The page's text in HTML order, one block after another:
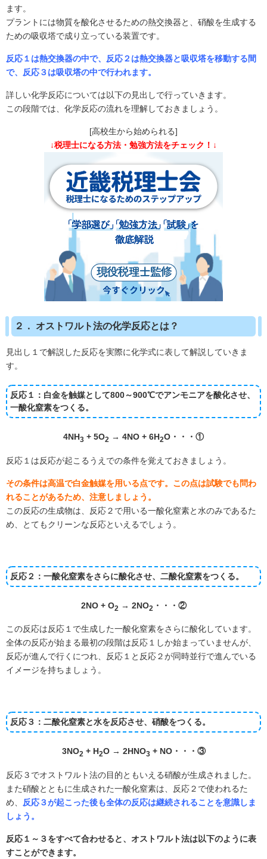
ます。
プラントには物質を酸化させるための熱交換器と、硝酸を生成する
ための吸収塔で成り立っている装置です。
反応１は熱交換器の中で、反応２は熱交換器と吸収塔を移動する間
で、反応３は吸収塔の中で行われます。
詳しい化学反応については以下の見出しで行っていきます。
この段階では、化学反応の流れを理解しておきましょう。
[高校生から始められる]
↓税理士になる方法・勉強方法をチェック！↓
２． オストワルト法の化学反応とは？
見出し１で解説した反応を実際に化学式に表して解説していきま
す。
反応１：白金を触媒として800～900℃でアンモニアを酸化させ、
一酸化窒素をつくる。
4NH3 + 5O2 → 4NO + 6H2O・・・①
反応１は反応が起こるうえでの条件を覚えておきましょう。
その条件は高温で白金触媒を用いる点です。この点は試験でも問わ
れることがあるため、注意しましょう。
この反応の生成物は、反応２で用いる一酸化窒素と水のみであるた
め、とてもクリーンな反応といえるでしょう。
反応２：一酸化窒素をさらに酸化させ、二酸化窒素をつくる。
2NO + O2 → 2NO2 ・・・②
この反応は反応１で生成した一酸化窒素をさらに酸化しています。
全体の反応が始まる最初の段階は反応１しか始まっていませんが、
反応が進んで行くにつれ、反応１と反応２が同時並行で進んでいる
イメージを持ちましょう。
反応３：二酸化窒素と水を反応させ、硝酸をつくる。
3NO2 + H2O → 2HNO3 + NO・・・③
反応３でオストワルト法の目的ともいえる硝酸が生成されました。
また硝酸とともに生成された一酸化窒素は、反応２で使われるた
め、 反応３が起こった後も全体の反応は継続されることを意識しま
しょう。
反応１～３をすべて合わせると、オストワルト法は以下のように表
すことができます。